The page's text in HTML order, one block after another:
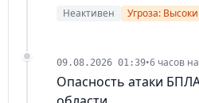
Неактивен Угроза:
09.08.2026 01:39•6 часов
Опасность атаки